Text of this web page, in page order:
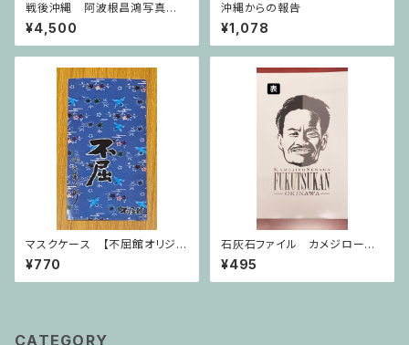
戦後沖縄 阿波根昌鴻写真集
成
¥4,500
沖縄からの報告
¥1,078
マスクケース 【不屈館オリジナ
ル】
¥770
石灰石ファイル カメジロー顔
【不屈館オリジナル】
¥495
CATEGORY